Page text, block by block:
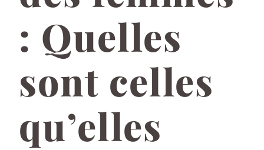
: Quelles
sont celles
qu’elles